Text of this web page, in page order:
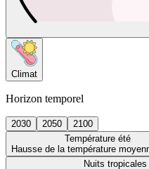
Climat
Horizon temporel
2030 2050
2100
Température été
Hausse de la température
Nuits tropicales